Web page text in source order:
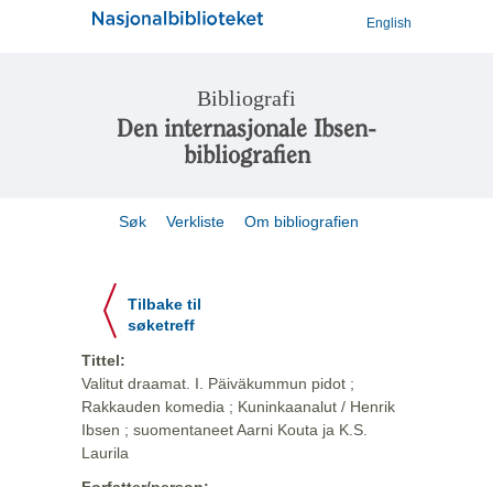
English
Bibliografi
Den internasjonale Ibsen-
bibliografien
Søk Verkliste Om bibliografien
Tilbake til
søketreff
Tittel:
Valitut draamat. I. Päiväkummun pidot ;
Rakkauden komedia ; Kuninkaanalut / Henrik
Ibsen ; suomentaneet Aarni Kouta ja K.S.
Laurila